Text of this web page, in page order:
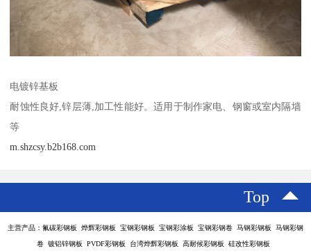
电镀锌基板
耐蚀性良好,锌层薄,加工性能好。适用于制作家电、钢窗或室内隔墙
等
m.shzcsy.b2b168.com
Top
主营产品：氟碳彩钢板 烨辉彩钢板 宝钢彩钢板 宝钢彩涂板 宝钢彩钢卷 马钢彩钢板 马钢彩钢
卷 镀铝锌钢板 PVDF彩钢板 台湾烨辉彩钢板 高耐候彩钢板 硅改性彩钢板